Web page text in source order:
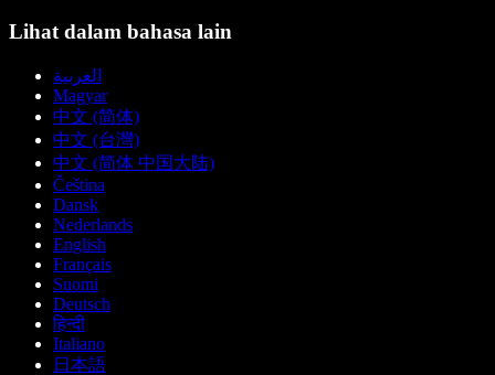
Lihat dalam bahasa lain
العربية
Magyar
中文 (简体)
中文 (台灣)
中文 (简体 中国大陆)
Čeština
Dansk
Nederlands
English
Français
Suomi
Deutsch
हिन्दी
Italiano
日本語